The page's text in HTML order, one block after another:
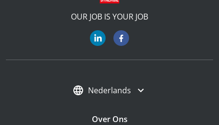
OUR JOB IS YOUR JOB
Nederlands
Over Ons